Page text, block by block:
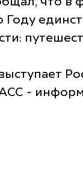
что в
-